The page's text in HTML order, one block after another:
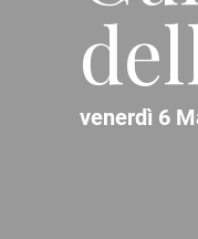
venerdì 6